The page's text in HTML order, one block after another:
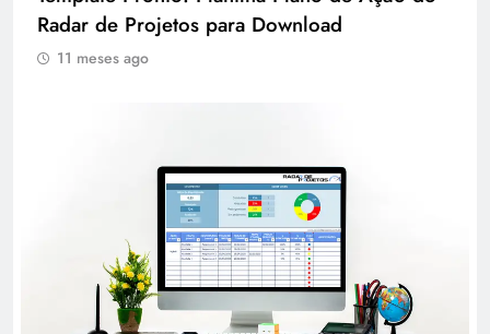
Radar de Projetos para Download
11 meses ago